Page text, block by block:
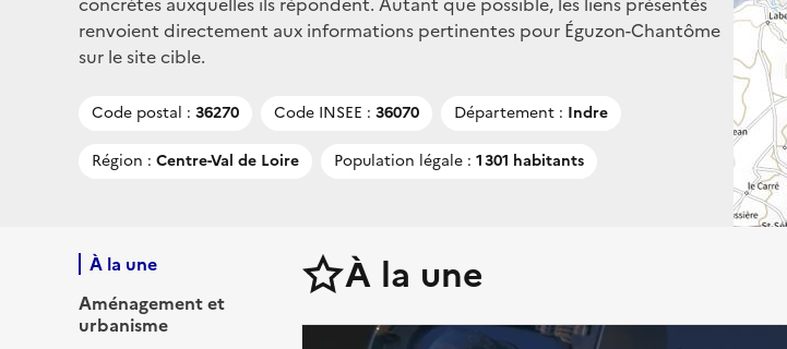
renvoient directement aux informations pertinentes pour Éguzon-Chantôme
sur le site cible.
Code postal : 36270 Code INSEE : 36070 Département : Indre
Région : Centre-Val de Loire Population légale : 1 301 habitants
À la une
Aménagement et
urbanisme
À la une